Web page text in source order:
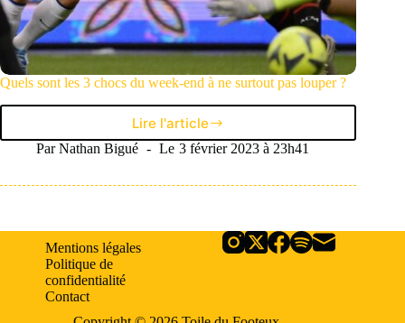
Quels sont les 3 chocs du week-end à ne surtout pas louper ?
Lire l'article
Quels
sont
3
week-
pas
Par Nathan Bigué Le 3 février 2023 à 23h41
Mentions légales
Politique de
confidentialité
Contact